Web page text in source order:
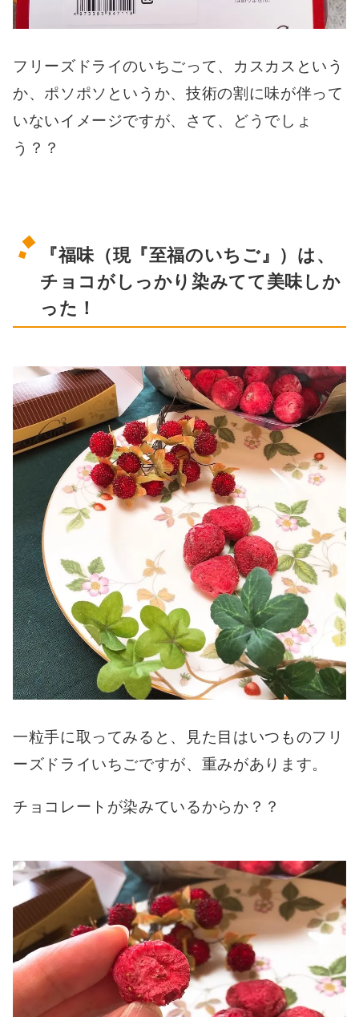
フリーズドライのいちごって、カスカスという
か、ポソポソというか、技術の割に味が伴って
いないイメージですが、さて、どうでしょ
う？？
『福味（現『至福のいちご』）は、
チョコがしっかり染みてて美味しか
った！
一粒手に取ってみると、見た目はいつものフリ
ーズドライいちごですが、重みがあります。
チョコレートが染みているからか？？